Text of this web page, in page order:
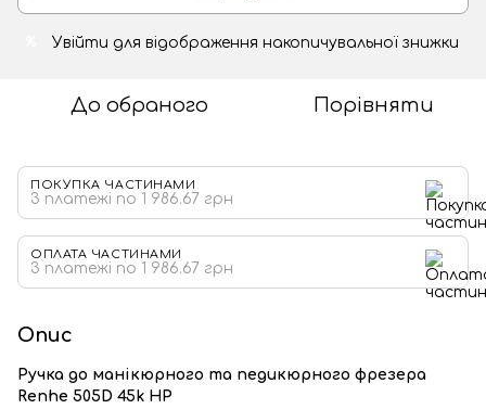
Увійти для відображення накопичувальної знижки
До обраного Порівняти
ПОКУПКА ЧАСТИНАМИ
3 платежі по 1 986.67 грн
ОПЛАТА ЧАСТИНАМИ
3 платежі по 1 986.67 грн
Опис
Ручка до манікюрного та педикюрного фрезера
Renhe 505D 45k HP